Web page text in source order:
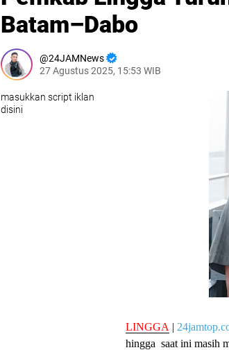
Batam–Dabo
24JAMNews
27 Agustus 2025, 15:53 WIB
masukkan script iklan
disini
LINGGA |
hingga saat ini masih